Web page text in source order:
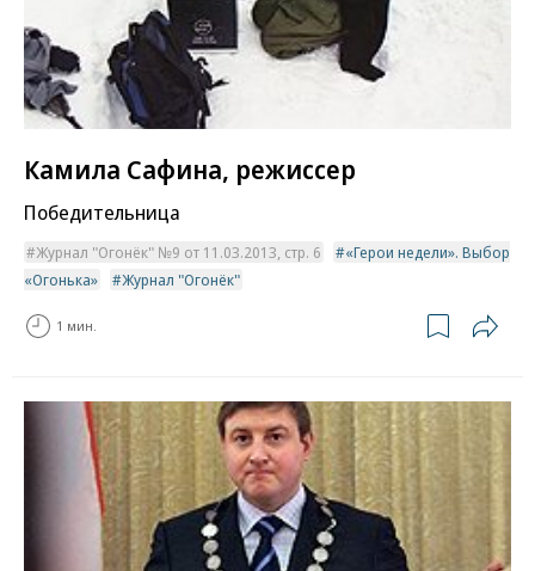
Камила Сафина, режиссер
Победительница
Журнал "Огонёк" №9 от 11.03.2013, стр. 6
«Герои недели». Выбор
«Огонька»
Журнал "Огонёк"
1 мин.